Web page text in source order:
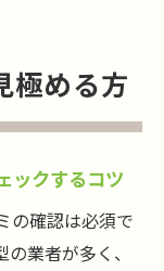
極める方
ックするコツ
の確認は必須で
業者が多く、